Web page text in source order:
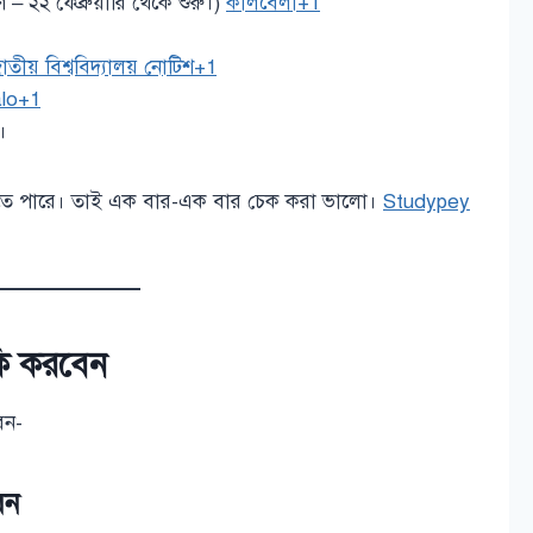
বিশ্ববিদ্যালয় নোটিশ+1
তাই এক বার-এক বার চেক করা ভালো। Studypey
করবেন